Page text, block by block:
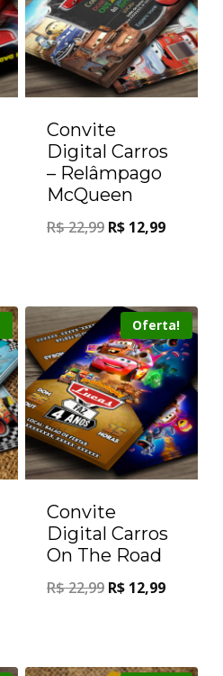
Convite
Digital Carros
– Relâmpago
McQueen
R$22,99 R$ 12,99
Oferta!
Convite
Digital Carros
On The Road
R$22,99 R$ 12,99